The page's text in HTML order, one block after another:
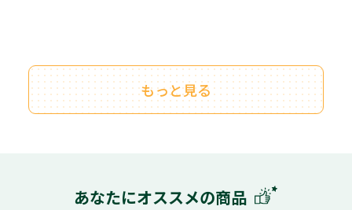
もっと見る
あなたにオススメの商品